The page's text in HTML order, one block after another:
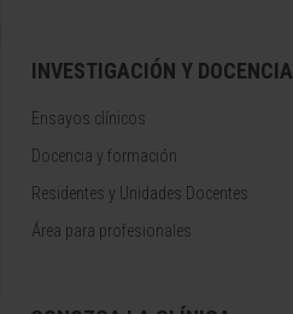
INVESTIGACIÓN Y DOCENCIA
Ensayos clínicos
Docencia y formación
Residentes y Unidades Docentes
Área para profesionales